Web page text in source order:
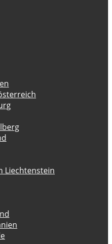
Liechtenstein